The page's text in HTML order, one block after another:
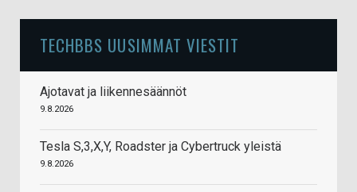
TECHBBS UUSIMMAT VIESTIT
Ajotavat ja liikennesäännöt
9.8.2026
Tesla S,3,X,Y, Roadster ja Cybertruck yleistä
9.8.2026